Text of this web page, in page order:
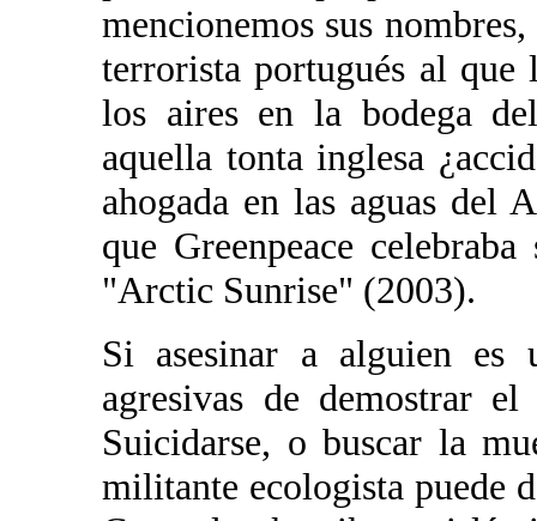
mencionemos sus
terrorista portugués al que
los aires en la bodega
aquella tonta inglesa
ahogada en las aguas del
que Greenpeace
"Arctic Sunrise" (2003).
Si asesinar a alguien es
agresivas de demostrar
Suicidarse, o buscar la
militante ecologista puede